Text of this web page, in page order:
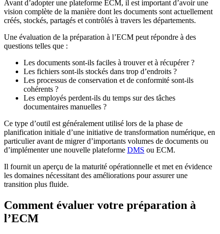
Avant d’adopter une plateforme ECM, il est important d’avoir une
vision complète de la manière dont les documents sont actuellement
créés, stockés, partagés et contrôlés à travers les départements.
Une évaluation de la préparation à l’ECM peut répondre à des
questions telles que :
Les documents sont-ils faciles à trouver et à récupérer ?
Les fichiers sont-ils stockés dans trop d’endroits ?
Les processus de conservation et de conformité sont-ils
cohérents ?
Les employés perdent-ils du temps sur des tâches
documentaires manuelles ?
Ce type d’outil est généralement utilisé lors de la phase de
planification initiale d’une initiative de transformation numérique, en
particulier avant de migrer d’importants volumes de documents ou
d’implémenter une nouvelle plateforme DMS ou ECM.
Il fournit un aperçu de la maturité opérationnelle et met en évidence
les domaines nécessitant des améliorations pour assurer une
transition plus fluide.
Comment évaluer votre préparation à
l’ECM